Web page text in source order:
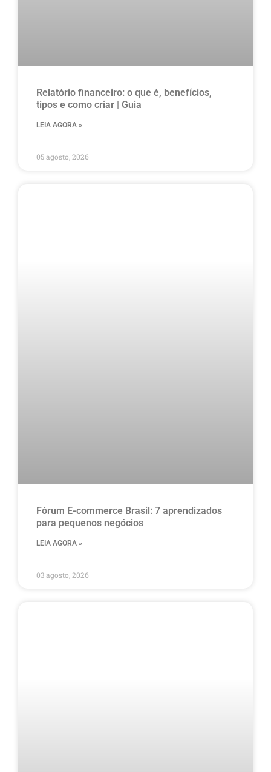
Relatório financeiro: o que é, benefícios,
tipos e como criar | Guia
LEIA AGORA »
05 agosto, 2026
Fórum E-commerce Brasil: 7 aprendizados
para pequenos negócios
LEIA AGORA »
03 agosto, 2026